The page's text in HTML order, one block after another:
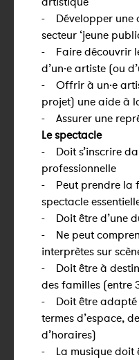
- Développer une
secteur ‘jeune
- Faire découvrir
d’un·e artiste (ou
- Offrir à un·e
projet) une aide à
- Assurer une
Le spectacle
- Doit s’inscrire
professionnelle
- Peut prendre la
spectacle
- Doit être d’une
- Ne peut
interprètes sur
- Doit être à
des familles (entre
- Doit être adapté
termes d’espace,
d’horaires)
- La musique doit